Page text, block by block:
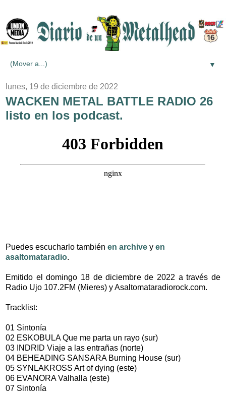
▼
lunes, 19 de diciembre de 2022
WACKEN METAL BATTLE RADIO 26
listo en los podcast.
Puedes escucharlo también en archive y en
asaltomataradio.
Emitido el domingo 18 de diciembre de 2022 a través de
Radio Ujo 107.2FM (Mieres) y Asaltomataradiorock.com.
Tracklist:
01 Sintonía
02 ESKOBULA Que me parta un rayo (sur)
03 INDRID Viaje a las entrañas (norte)
04 BEHEADING SANSARA Burning House (sur)
05 SYNLAKROSS Art of dying (este)
06 EVANORA Valhalla (este)
07 Sintonía